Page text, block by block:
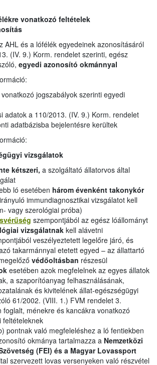
vonatkozó feltételek
AHL és a lófélék egyedeinek azonosításáról
(IV. 9.) Korm. rendelet szerinti, egész
egyedi azonosító okmánnyal
jogszabályok szerinti egyedi
adatok a 110/2013. (IV. 9.) Korm. rendelet
adatbázisba bejelentésre kerültek
vizsgálatok
kétszeri, a szolgáltató állatorvos által
ló esetében három évenként takonykór
immundiagnosztikai vizsgálatot kell
vagy szerológiai próba)
szempontjából az egész lóállományt
vizsgálatnak kell alávetni
veszélyeztetett legelőre járó, és
takarmánnyal etetett egyed – az állattartó
védőoltásban részesül
esetében azok megfelelnek az egyes állatok
a szaporítóanyag felhasználásának,
és kivitelének állat-egészségügyi
61/2002. (VIII. 1.) FVM rendelet 3.
foglalt, ménekre és kancákra vonatkozó
feltételeknek
pontnak való megfeleléshez a ló fentiekben
okmánya tartalmazza a Nemzetközi
(FEI) és a Magyar Lovassport
szervezett lovas versenyeken való részvétel